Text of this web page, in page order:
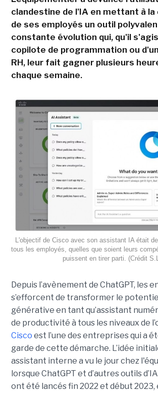
clandestine de l'IA en mettant à la
de ses employés un outil
constante évolution qui, qu'il
copilote de programmation ou
RH, leur fait gagner plusieurs
chaque semaine.
L'objectif de Cisco avec son assistant IA était
tous les employés, quelles que soient leurs
puissent en tirer parti. (Crédit
Depuis l’avènement de ChatGPT, les
s’efforcent de transformer le
générative en tant qu’assistant
de productivité à tous les niveaux de
Cisco est l’une des entreprises qui a
garde de cette démarche. L’idée
assistant interne a vu le jour chez
lorsque ChatGPT et d’autres outils
ont été lancés fin 2022 et début 2023,